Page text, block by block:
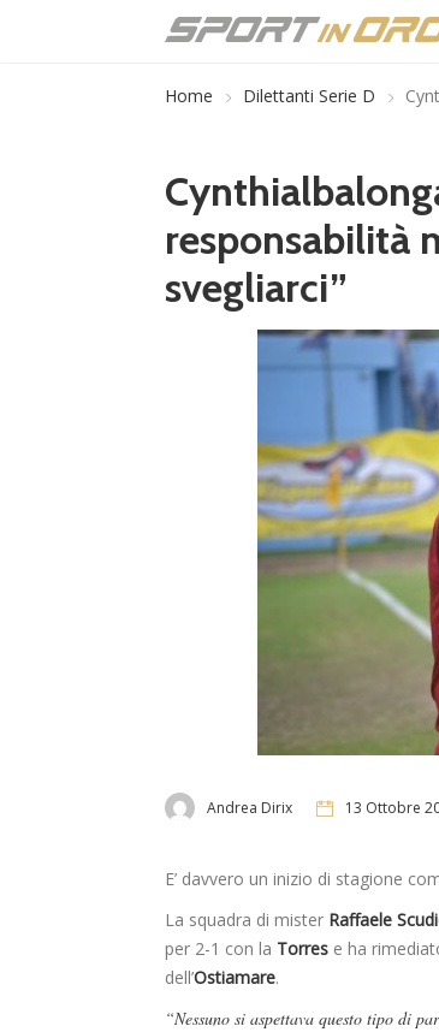
Home Dilettanti Serie D
responsabilità
svegliarci”
Andrea Dirix 13 Ottobre
E’ davvero un inizio di stagione
La squadra di mister Raffaele
per 2-1 con la Torres e ha
dell’Ostiamare.
“Nessuno si aspettava questo tipo di